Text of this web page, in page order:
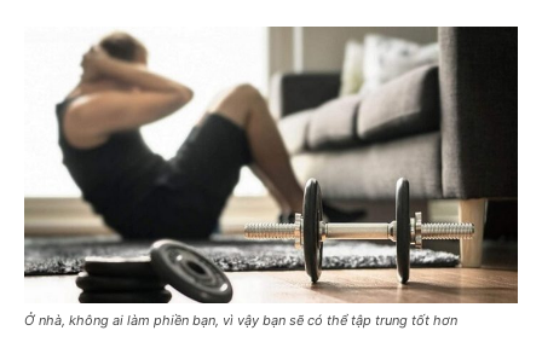
Ở nhà, không ai làm phiền bạn, vì vậy bạn sẽ có thể tập trung tốt hơn